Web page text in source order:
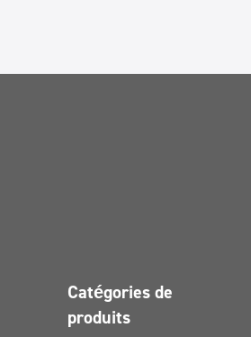
Catégories de
produits